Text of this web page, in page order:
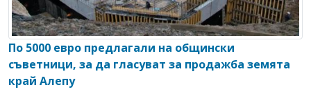
По 5000 евро предлагали на общински
съветници, за да гласуват за продажба земята
край Алепу